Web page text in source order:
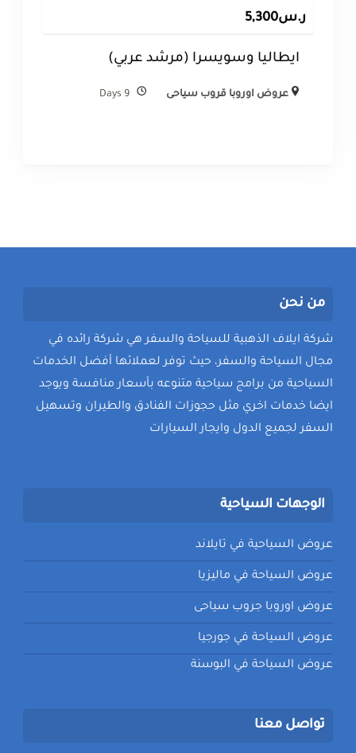
ر.س5,300
ايطاليا وسويسرا (مرشد عربي)
عروض اوروبا قروب سياحى 9 Days
من نحن
شركة ايلاف الذهبية للسياحة والسفر هي شركة رائده في
مجال السياحة والسفر، حيث توفر لعملائها أفضل الخدمات
السياحية من برامج سياحية متنوعه بأسعار منافسة ويوجد
ايضا خدمات اخري مثل حجوزات الفنادق والطيران وتسهيل
السفر لجميع الدول وايجار السيارات
الوجهات السياحية
عروض السياحية في تايلاند
عروض السياحة في ماليزيا
عروض اوروبا جروب سياحى
عروض السياحة في جورجيا
عروض السياحة في البوسنة
تواصل معنا